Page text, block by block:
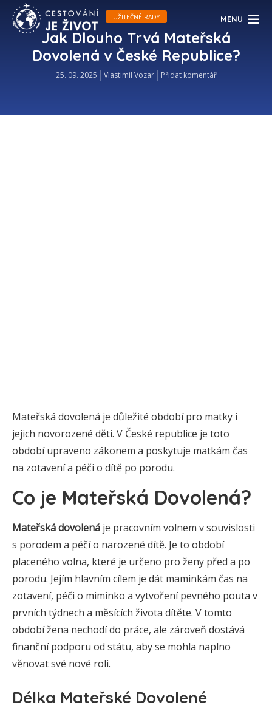
MENU
UŽITEČNÉ RADY
Jak Dlouho Trvá Mateřská
Dovolená v České Republice?
25. 09. 2025 Vlastimil Vozar Přidat komentář
Mateřská dovolená je důležité období pro matky i
jejich novorozené děti. V České republice je toto
období upraveno zákonem a poskytuje matkám čas
na zotavení a péči o dítě po porodu.
Co je Mateřská Dovolená?
Mateřská dovolená je pracovním volnem v souvislosti
s porodem a péčí o narozené dítě. Je to období
placeného volna, které je určeno pro ženy před a po
porodu. Jejím hlavním cílem je dát maminkám čas na
zotavení, péči o miminko a vytvoření pevného pouta v
prvních týdnech a měsících života dítěte. V tomto
období žena nechodí do práce, ale zároveň dostává
finanční podporu od státu, aby se mohla naplno
věnovat své nové roli.
Délka Mateřské Dovolené